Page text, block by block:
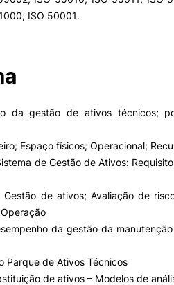
IPC+Sucesso
ISO 50001.
da gestão de ativos técnicos;
Espaço físicos; Operacional;
de Gestão de Ativos:
de ativos; Avaliação de
da gestão da
Parque de Ativos Técnicos
de ativos – Modelos de